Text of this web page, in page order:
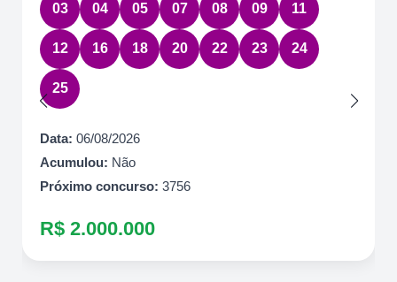
03 04 05 07 08 09 11
12 16 18 20 22 23 24
25
Data: 06/08/2026
Acumulou: Não
Próximo concurso: 3756
R$ 2.000.000